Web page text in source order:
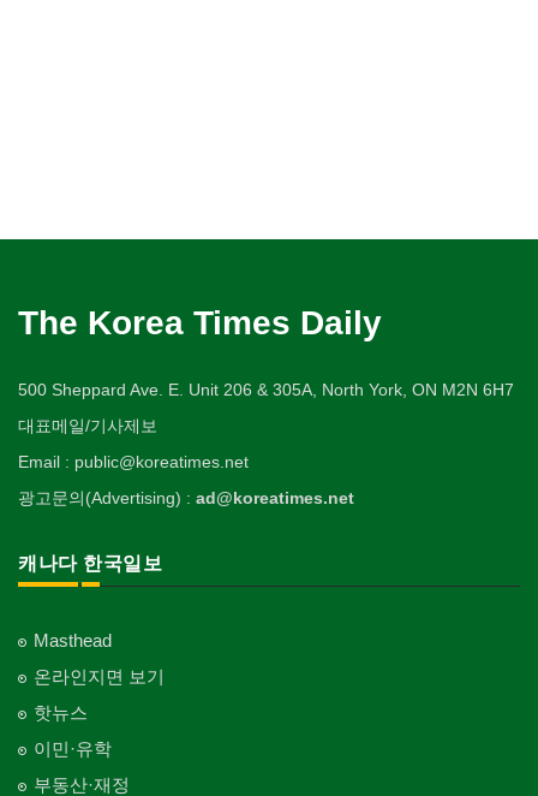
The Korea Times Daily
500 Sheppard Ave. E. Unit 206 & 305A, North York, ON M2N 6H7
대표메일/기사제보
Email : public@koreatimes.net
광고문의(Advertising) : ad@koreatimes.net
캐나다 한국일보
Masthead
온라인지면 보기
핫뉴스
이민·유학
부동산·재정